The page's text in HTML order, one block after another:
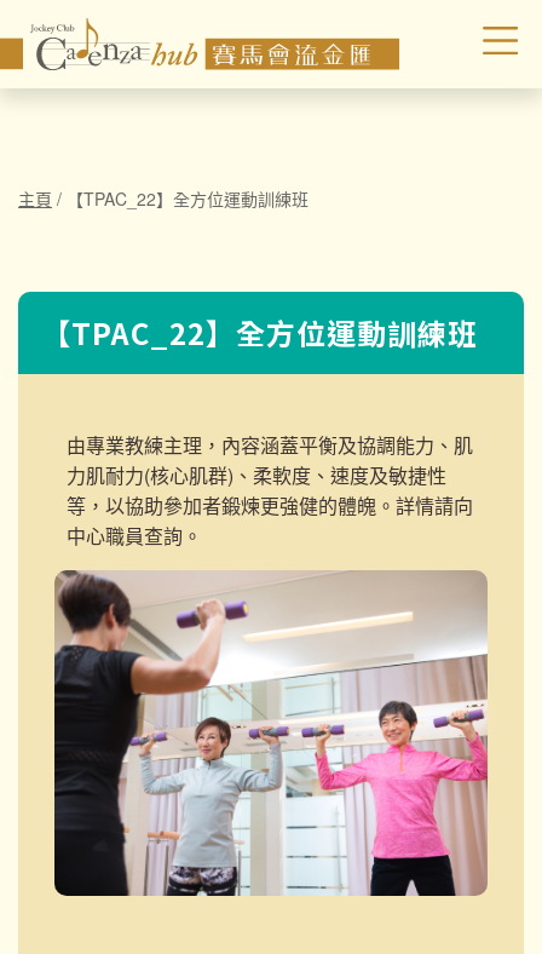
主頁 / 【TPAC_22】全方位運動訓練班
【TPAC_22】全方位運動訓練班
由專業教練主理，內容涵蓋平衡及協調能力、肌
力肌耐力(核心肌群)、柔軟度、速度及敏捷性
等，以協助參加者鍛煉更強健的體魄。詳情請向
中心職員查詢。